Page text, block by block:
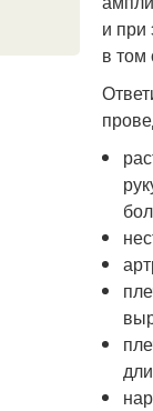
и при
в том